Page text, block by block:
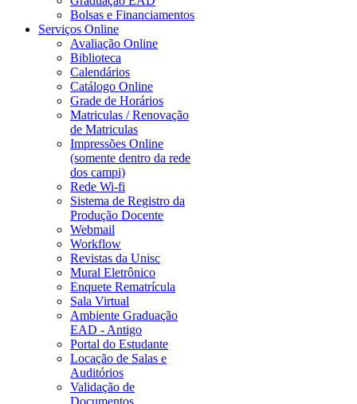
Bolsas e Financiamentos
Serviços Online
Avaliação Online
Biblioteca
Calendários
Catálogo Online
Grade de Horários
Matriculas / Renovação
de Matriculas
Impressões Online
(somente dentro da rede
dos campi)
Rede Wi-fi
Sistema de Registro da
Produção Docente
Webmail
Workflow
Revistas da Unisc
Mural Eletrônico
Enquete Rematrícula
Sala Virtual
Ambiente Graduação
EAD - Antigo
Portal do Estudante
Locação de Salas e
Auditórios
Validação de
Documentos